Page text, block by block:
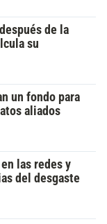
de la
su
un fondo para
aliados
las redes y
del desgaste